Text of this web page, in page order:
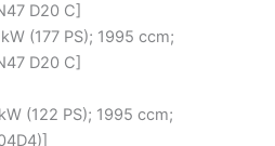
D20 C]
(177 PS); 1995 ccm;
D20 C]
(122 PS); 1995 ccm;